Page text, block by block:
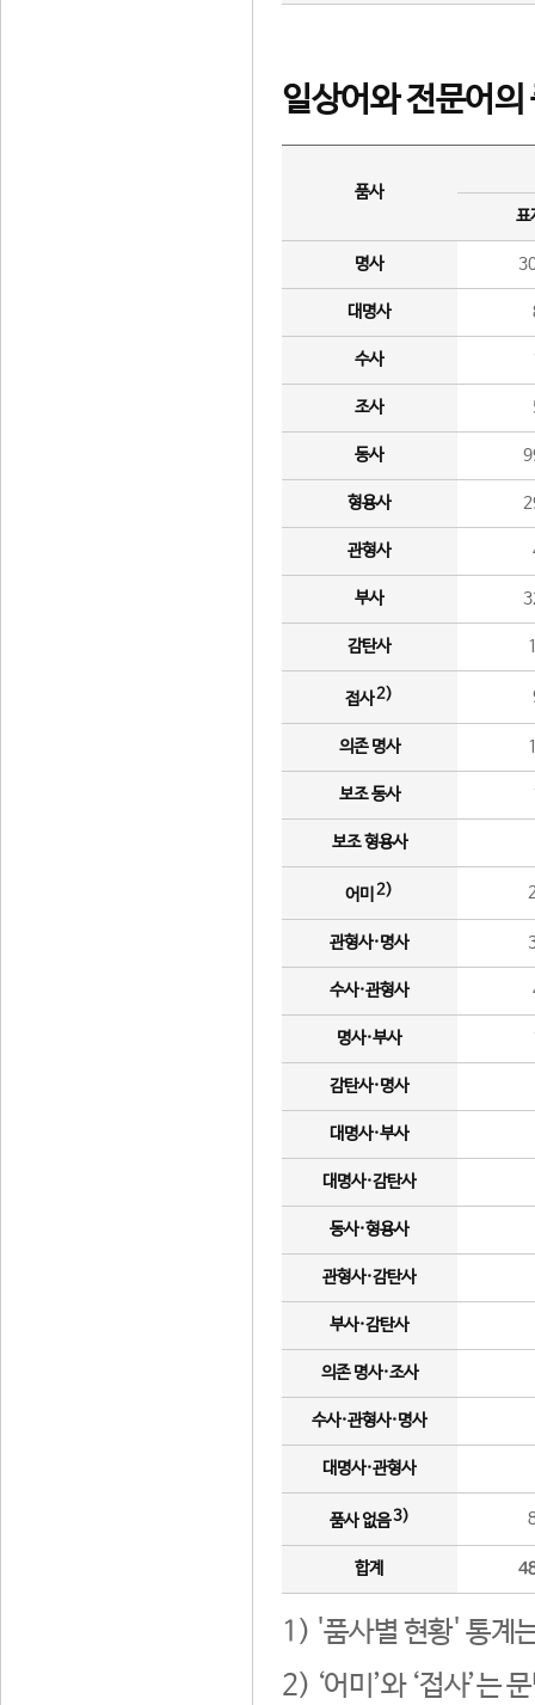
일상어와 전문어의
품사
표
명사
대명사
수사
조사
동사
형용사
관형사
부사
감탄사
접사2)
의존 명사
보조 동사
보조 형용사
어미 2)
관형사·명사
수사·관형사
명사·부사
감탄사·명사
대명사·부사
대명사·감탄사
동사·형용사
관형사·감탄사
부사·감탄사
의존 명사·조사
수사·관형사·명사
대명사·관형사
품사 없음3)
합계
1) '품사별 현황' 통계
2) ‘어미’와 ‘접사’는